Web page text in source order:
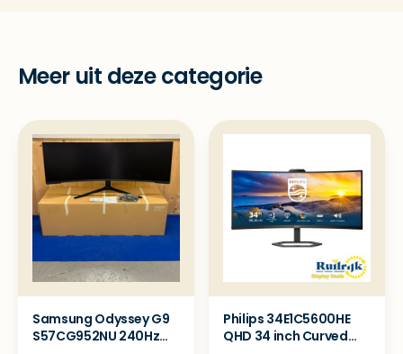
Meer uit deze categorie
Samsung Odyssey G9
S57CG952NU 240Hz
Philips 34E1C5600HE
QHD 34 inch Curved